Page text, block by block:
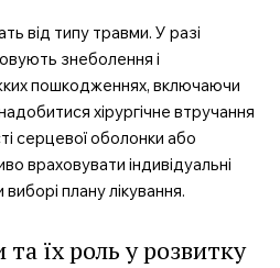
від типу травми. У разі
знеболення і
пошкодженнях, включаючи
хірургічне втручання
серцевої оболонки або
враховувати індивідуальні
плану лікування.
їх роль у розвитку